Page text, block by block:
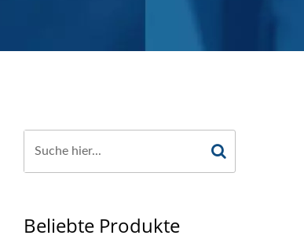
Beliebte Produkte